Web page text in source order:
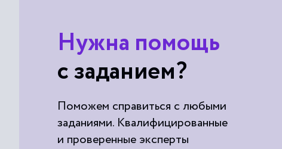
Нужна помощь
с заданием?
Поможем справиться с любыми
заданиями. Квалифицированные
и проверенные эксперты